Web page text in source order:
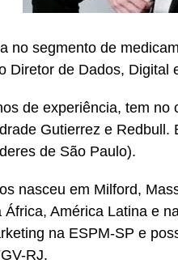
no segmento de
Diretor de Dados, Digital
de experiência, tem
Gutierrez e
de São Paulo).
nasceu em Milford,
América Latina e
na ESPM-SP e
RJ.